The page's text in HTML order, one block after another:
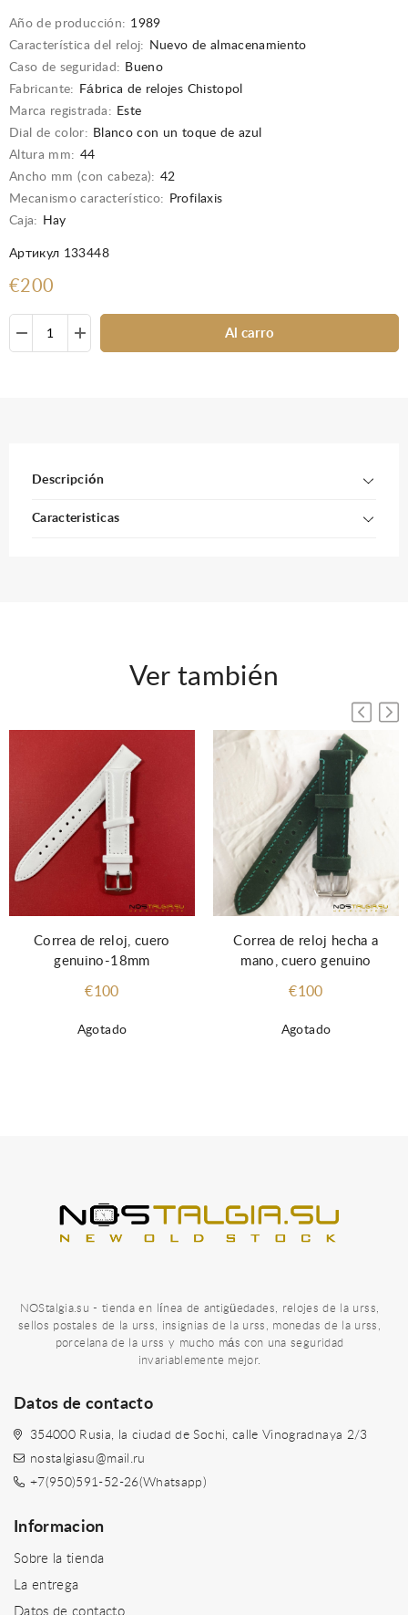
Año de producción: 1989
Característica del reloj:
Nuevo de almacenamiento
Caso de seguridad: Bueno
Fabricante:
Fábrica de relojes Chistopol
Marca registrada: Este
Dial de color: Blanco con un toque de azul
Altura mm: 44
Ancho mm (con cabeza): 42
Mecanismo característico:
Profilaxis
Caja:
Hay
Артикул 133448
€200
Al carro
Descripción
Caracteristicas
Ver también
Agotado
Correa de reloj, cuero
genuino-18mm
€100
Agotado
Correa de reloj hecha a
mano, cuero genuino
€100
NOStalgia.su - tienda en línea de antigüedades, relojes de la urss,
sellos postales de la urss, insignias de la urss, monedas de la urss,
porcelana de la urss y mucho más con una seguridad
invariablemente mejor.
Datos de contacto
354000 Rusia, la ciudad de Sochi, calle Vinogradnaya 2/3
nostalgiasu@mail.ru
+7(950)591-52-26(Whatsapp)
Informacion
Sobre la tienda
La entrega
Datos de contacto